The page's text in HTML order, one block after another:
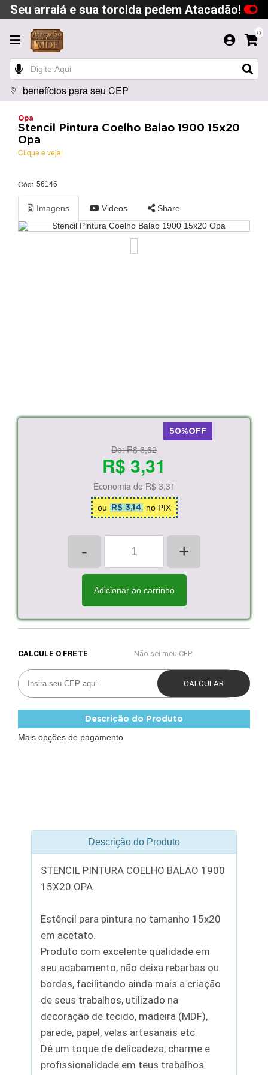
Seu arraiá e sua torcida pedem Atacadão!
0
benefícios para seu CEP
Opa
Stencil Pintura Coelho Balao 1900 15x20
Opa
Clique e veja!
Cód: 56146
Imagens Videos Share
50%OFF
De:R$ 6,62
R$ 3,31
Economia de R$ 3,31
ou R$ 3,14 no PIX
- +
Adicionar ao carrinho
Descrição do Produto
Mais opções de pagamento
Descrição do Produto
STENCIL PINTURA COELHO BALAO 1900
15X20 OPA
Estêncil para pintura no tamanho 15x20
em acetato.
Produto com excelente qualidade em
seu acabamento, não deixa rebarbas ou
bordas, facilitando ainda mais a criação
de seus trabalhos, utilizado na
decoração de tecido, madeira (MDF),
parede, papel, velas artesanais etc.
Dê um toque de delicadeza, charme e
profissionalidade em teus trabalhos